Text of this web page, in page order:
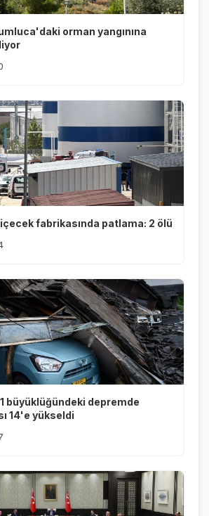
orman yangınına
fabrikasında patlama: 2 ölü
büyüklüğündeki depremde
14'e yükseldi